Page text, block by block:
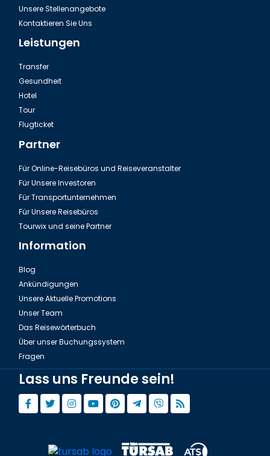
Unsere Stellenangebote
Kontaktieren Sie Uns
Leistungen
Transfer
Gesundheit
Hotel
Tour
Flugticket
Partner
Für Online-Reisebüros und Reiseveranstalter
Für Unsere Investoren
Für Transportunternehmen
Für Unsere Reisebüros
Tourwix und seine Partner
Information
Blog
Ankündigungen
Unsere Aktuelle Promotions
Unser Team
Das Reisewörterbuch
Über unser Buchungssystem
Fragen
Lass uns Freunde sein!